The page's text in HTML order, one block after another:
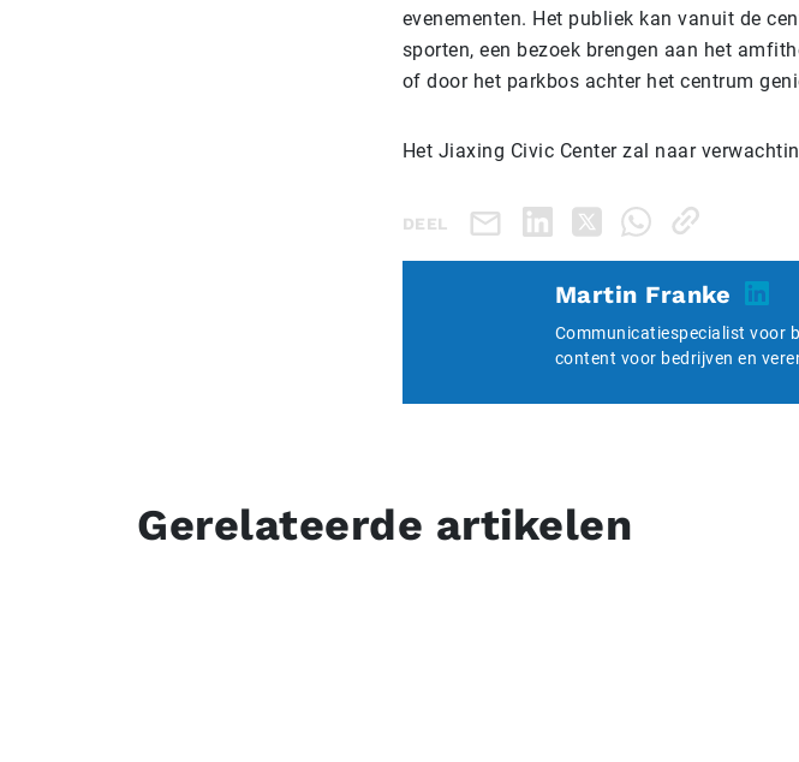
evenementen. Het publiek kan vanuit de
sporten, een bezoek brengen aan het
of door het parkbos achter het centrum
Het Jiaxing Civic Center zal naar
DEEL
Martin Franke
Communicatiespecialist voor
content voor bedrijven en
Gerelateerde artikelen